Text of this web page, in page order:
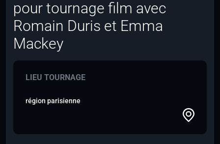
pour tournage film avec
Romain Duris et Emma
Mackey
LIEU TOURNAGE
région parisienne